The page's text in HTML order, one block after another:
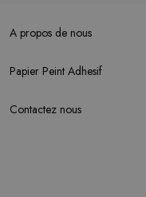
A propos de nous
Papier Peint Adhesif
Contactez nous